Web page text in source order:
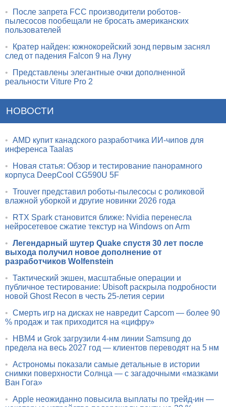
•
После запрета FCC производители роботов-
пылесосов пообещали не бросать американских
пользователей
•
Кратер найден: южнокорейский зонд первым заснял
след от падения Falcon 9 на Луну
•
Представлены элегантные очки дополненной
реальности Viture Pro 2
НОВОСТИ
• AMD купит канадского разработчика ИИ-чипов для
инференса Taalas
•
Новая статья: Обзор и тестирование панорамного
корпуса DeepCool CG590U 5F
• Trouver представил роботы-пылесосы с роликовой
влажной уборкой и другие новинки 2026 года
•
RTX Spark становится ближе: Nvidia перенесла
нейросетевое сжатие текстур на Windows on Arm
• Легендарный шутер Quake спустя 30 лет после
выхода получил новое дополнение от
разработчиков Wolfenstein
• Тактический экшен, масштабные операции и
публичное тестирование: Ubisoft раскрыла подробности
новой Ghost Recon в честь 25-летия серии
• Смерть игр на дисках не навредит Capcom — более 90
% продаж и так приходится на «цифру»
•
HBM4 и Grok загрузили 4-нм линии Samsung до
предела на весь 2027 год — клиентов переводят на 5 нм
• Астрономы показали самые детальные в истории
снимки поверхности Солнца — с загадочными «мазками
Ван Гога»
• Apple неожиданно повысила выплаты по трейд-ин —